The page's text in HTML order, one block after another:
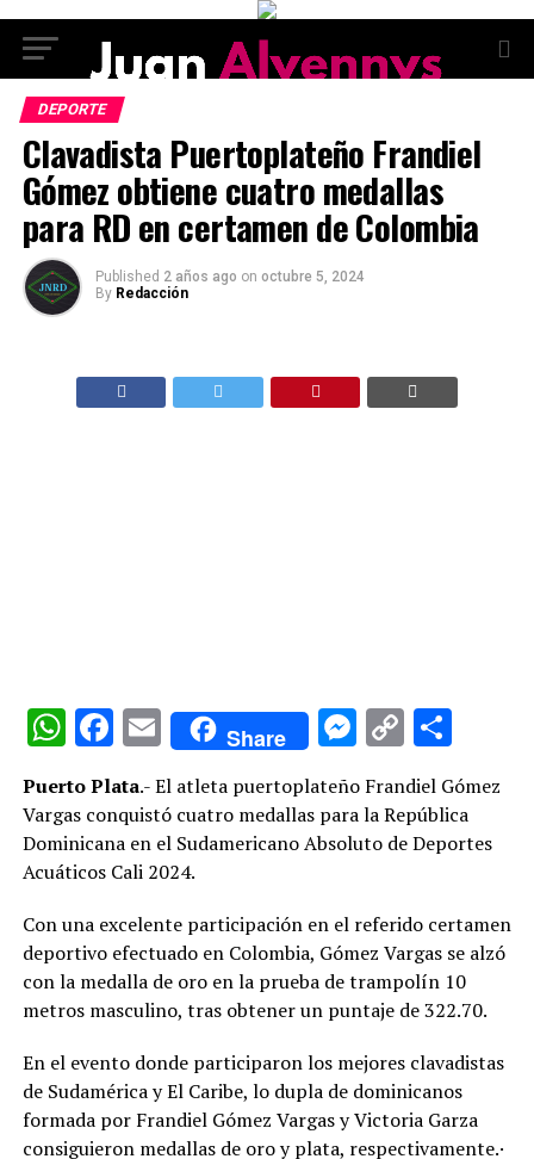
DEPORTE
Clavadista Puertoplateño Frandiel
Gómez obtiene cuatro medallas
para RD en certamen de Colombia
Published 2 años ago on octubre 5, 2024
By Redacción
WhatsApp
Facebook
EmailShare
Copy
Puerto Plata.- El atleta puertoplateño Frandiel Gómez
Vargas conquistó cuatro medallas para la República
Dominicana en el Sudamericano Absoluto de Deportes
Acuáticos Cali 2024.
Con una excelente participación en el referido certamen
deportivo efectuado en Colombia, Gómez Vargas se alzó
con la medalla de oro en la prueba de trampolín 10
metros masculino, tras obtener un puntaje de 322.70.
En el evento donde participaron los mejores clavadistas
de Sudamérica y El Caribe, lo dupla de dominicanos
formada por Frandiel Gómez Vargas y Victoria Garza
consiguieron medallas de oro y plata, respectivamente.·